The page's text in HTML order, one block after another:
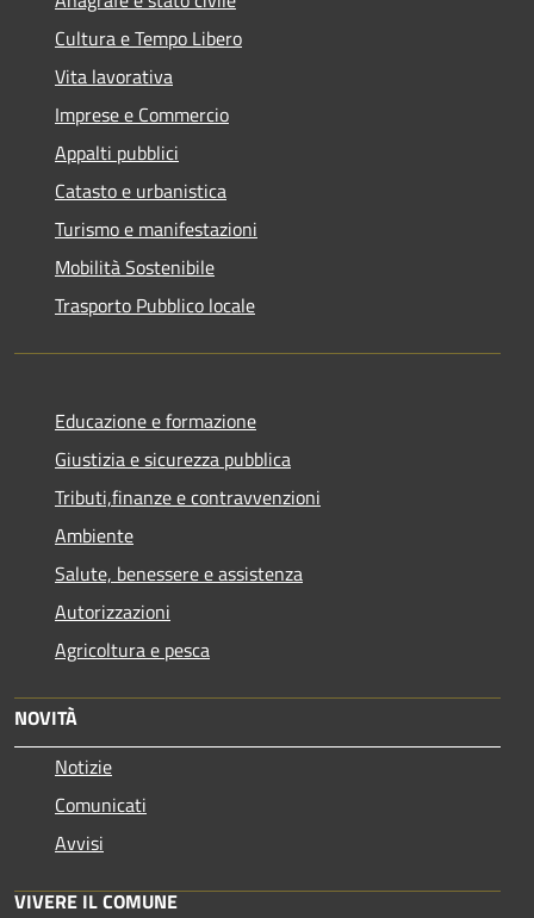
Cultura e Tempo Libero
Vita lavorativa
Imprese e Commercio
Appalti pubblici
Catasto e urbanistica
Turismo e manifestazioni
Mobilità Sostenibile
Trasporto Pubblico locale
Educazione e formazione
Giustizia e sicurezza pubblica
Tributi,finanze e contravvenzioni
Ambiente
Salute, benessere e assistenza
Autorizzazioni
Agricoltura e pesca
NOVITÀ
Notizie
Comunicati
Avvisi
VIVERE IL COMUNE